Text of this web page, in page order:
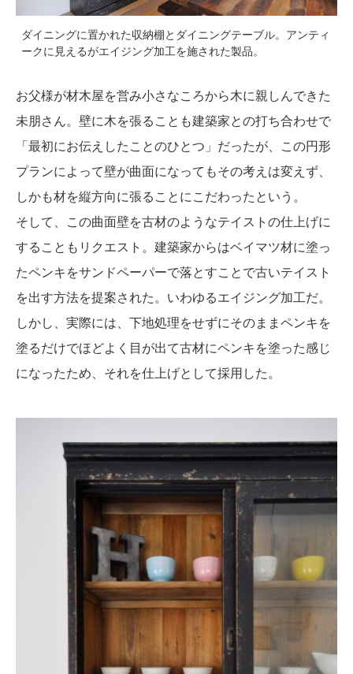
ダイニングに置かれた収納棚とダイニングテーブル。アンティ
ークに見えるがエイジング加工を施された製品。
お父様が材木屋を営み小さなころから木に親しんできた
未朋さん。壁に木を張ることも建築家との打ち合わせで
「最初にお伝えしたことのひとつ」だったが、この円形
プランによって壁が曲面になってもその考えは変えず、
しかも材を縦方向に張ることにこだわったという。
そして、この曲面壁を古材のようなテイストの仕上げに
することもリクエスト。建築家からはベイマツ材に塗っ
たペンキをサンドペーパーで落とすことで古いテイスト
を出す方法を提案された。いわゆるエイジング加工だ。
しかし、実際には、下地処理をせずにそのままペンキを
塗るだけでほどよく目が出て古材にペンキを塗った感じ
になったため、それを仕上げとして採用した。